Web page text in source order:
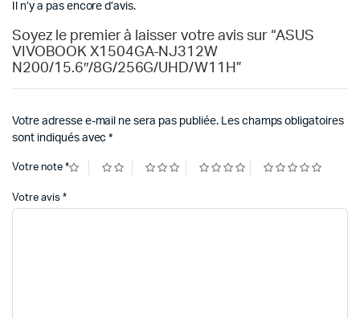
Il n’y a pas encore d’avis.
Soyez le premier à laisser votre avis sur “ASUS
VIVOBOOK X1504GA-NJ312W
N200/15.6″/8G/256G/UHD/W11H”
Votre adresse e-mail ne sera pas publiée. Les champs obligatoires
sont indiqués avec*
Votre note *
Votre avis *